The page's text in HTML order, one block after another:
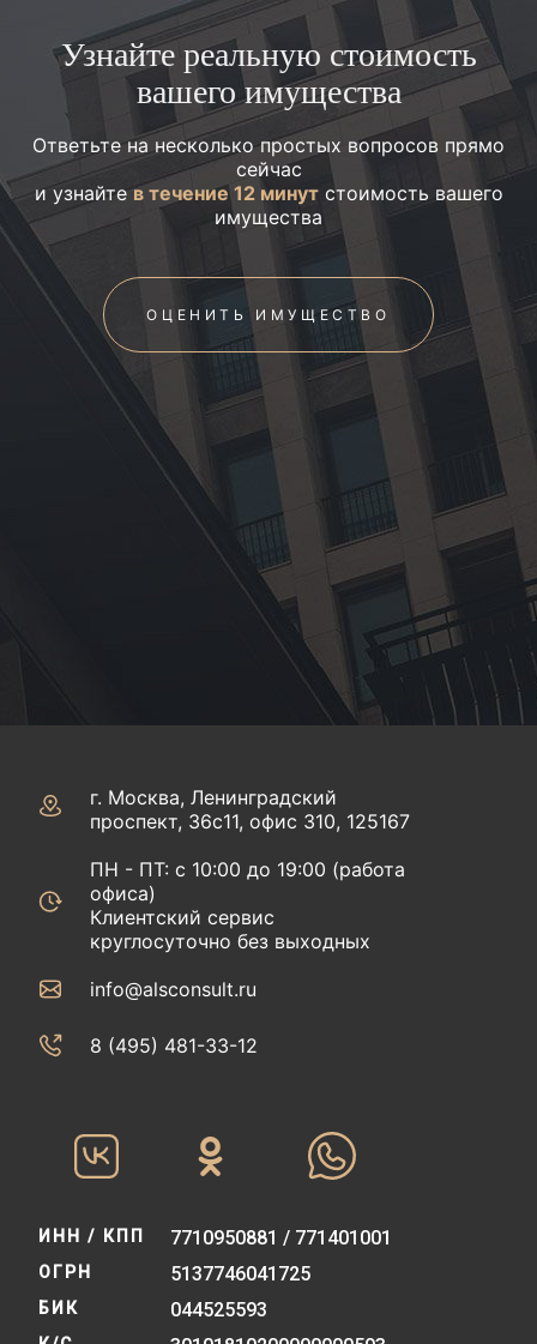
Узнайте реальную стоимость
вашего имущества
Ответьте на несколько простых вопросов прямо
сейчас
и узнайтев течение 12 минутстоимость вашего
имущества
ОЦЕНИТЬ ИМУЩЕСТВО
г. Москва, Ленинградский
проспект, 36с11, офис 310, 125167
ПН - ПТ: с 10:00 до 19:00 (работа
офиса)
Клиентский сервис
круглосуточно без выходных
info@alsconsult.ru
8 (495) 481-33-12‬‬
ИНН / КПП 7710950881 / 771401001
ОГРН 5137746041725
БИК 044525593